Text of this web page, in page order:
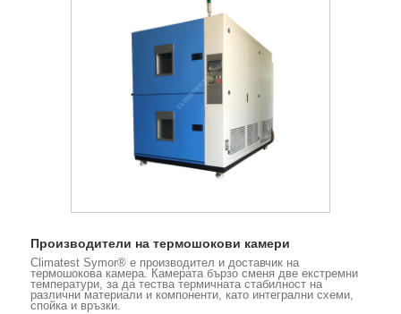
Производители на термошокови камери
Climatest Symor® е производител и доставчик на
термошокова камера. Камерата бързо сменя две екстремни
температури, за да тества термичната стабилност на
различни материали и компоненти, като интегрални схеми,
спойка и връзки.